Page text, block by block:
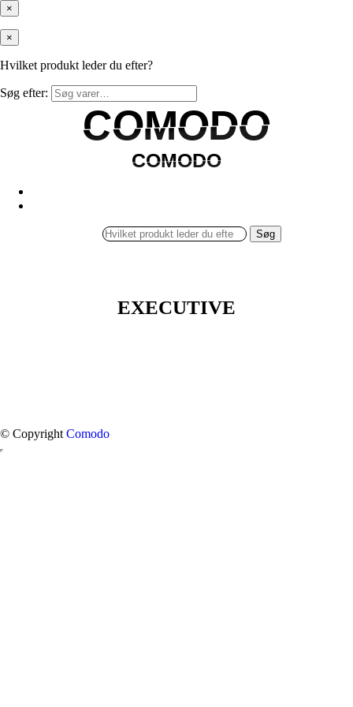
×
×
Hvilket produkt leder du efter?
Søg efter:
COMODO
COMODO
COMODO
COMODO
Søg
EXECUTIVE
© Copyright Comodo